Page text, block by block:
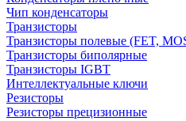
Чип конденсаторы
Транзисторы
Транзисторы полевые (FET,
Транзисторы биполярные
Транзисторы IGBT
Интеллектуальные ключи
Резисторы
Резисторы прецизионные